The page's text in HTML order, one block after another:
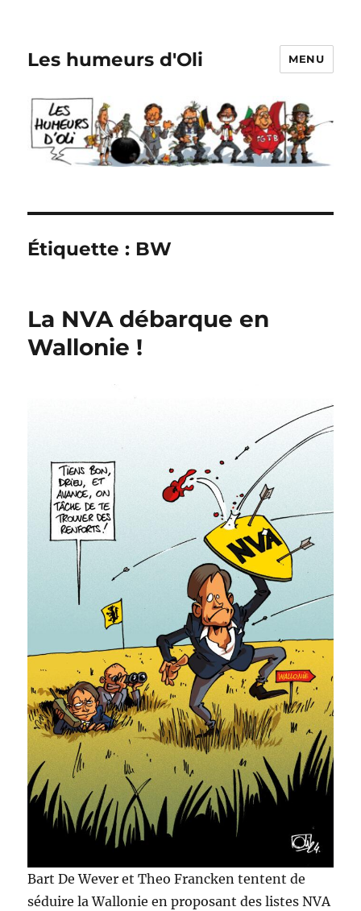
Les humeurs d'Oli MENU
Étiquette : BW
La NVA débarque en
Wallonie !
Bart De Wever et Theo Francken tentent de
séduire la Wallonie en proposant des listes NVA